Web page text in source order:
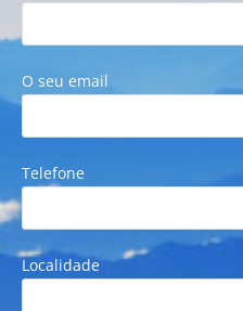
O seu email
Telefone
Localidade